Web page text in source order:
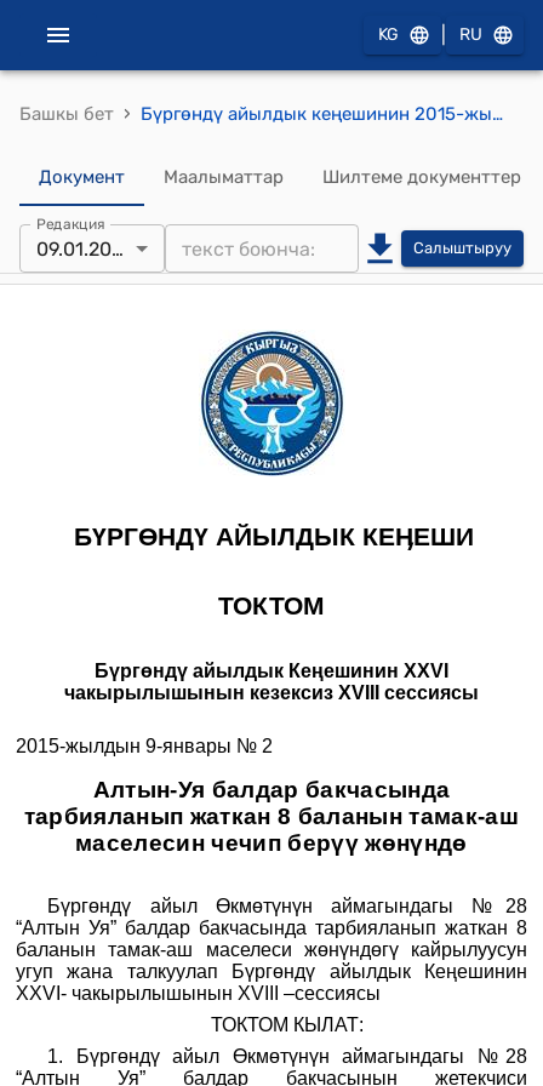
KG RU
Башкы бет › Бүргөндү айылдык кеңешинин 2015-жылдын 9-январындагы № 2 "Алтын-Уя балдар бакчасында тарбияланып жаткан 8 баланын тамак-аш маселесин чечип беруу жөнүндө" токтому
Документ Маалыматтар Шилтеме документтер
Редакция
09.01.2015 Салыштыруу